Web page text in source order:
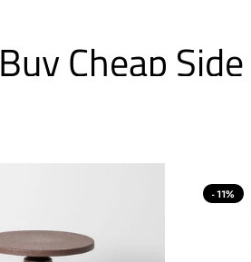
Buy Cheap
- 11%